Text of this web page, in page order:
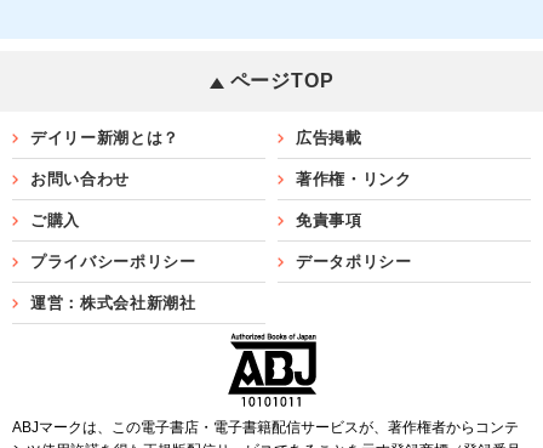
ページTOP
デイリー新潮とは？ 広告掲載
お問い合わせ 著作権・リンク
ご購入 免責事項
プライバシーポリシー データポリシー
運営：株式会社新潮社
ABJマークは、この電子書店・電子書籍配信サービスが、著作権者からコンテ